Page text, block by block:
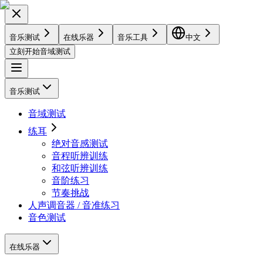
音乐测试 在线乐器 音乐工具
中文
立刻开始音域测试
音乐测试
音域测试
练耳
绝对音感测试
音程听辨训练
和弦听辨训练
音阶练习
节奏挑战
人声调音器 / 音准练习
音色测试
在线乐器